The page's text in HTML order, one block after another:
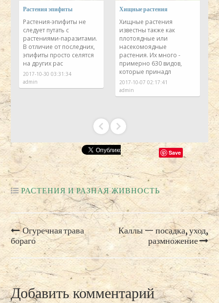
Растения эпифиты
Растения-эпифиты не
следует путать с
растениями-паразитами.
В отличие от последних,
эпифиты просто селятся
на других рас
2017-10-30 03:31:34
admin
Хищные растения
Хищные растения
известны также как
плотоядные или
насекомоядные
растения. Их много -
примерно 630 видов,
которые принадл
2017-10-07 02:17:41
admin
Save
РАСТЕНИЯ И РАЗНАЯ ЖИВНОСТЬ
Навигация
по
записям
Огуречная трава
бораго
Каллы — посадка, уход,
размножение
Добавить комментарий